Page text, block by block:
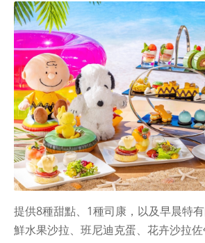
提供8種甜點、1種司康，以及早晨特
鮮水果沙拉、班尼迪克蛋、花卉沙拉